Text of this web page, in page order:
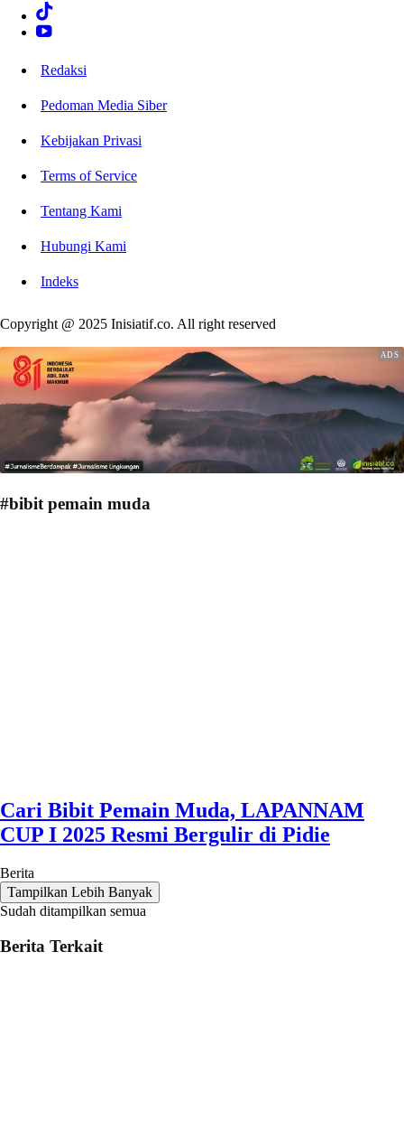
Redaksi
Pedoman Media Siber
Kebijakan Privasi
Terms of Service
Tentang Kami
Hubungi Kami
Indeks
Copyright @ 2025 Inisiatif.co. All right reserved
#bibit pemain muda
Cari Bibit Pemain Muda, LAPANNAM
CUP I 2025 Resmi Bergulir di Pidie
Berita
Tampilkan Lebih Banyak
Sudah ditampilkan semua
Berita Terkait